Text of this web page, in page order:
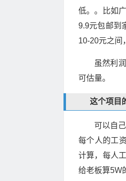
低。。比如
9.9元包邮到
10-20元之间
虽然利
可估量。
这个项目
可以自
每个人的工
计算，每人
给老板算5W